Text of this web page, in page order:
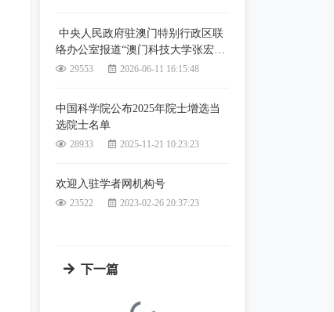
中央人民政府驻澳门特别行政区联
络办公室报道“澳门科技大学张宏纲
教授当选国际人工智能科学院院士”
29553 2026-06-11 16:15:48
中国科学院公布2025年院士增选当
选院士名单
28933 2025-11-21 10:23:23
欢迎入驻学者网机构号
23522 2023-02-26 20:37:23
下一篇